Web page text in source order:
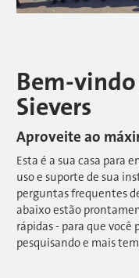
Bem-
Sievers
Aproveite ao
Esta é a sua casa para
uso e suporte de sua
perguntas frequentes
abaixo estão
rápidas - para que você
pesquisando e mais